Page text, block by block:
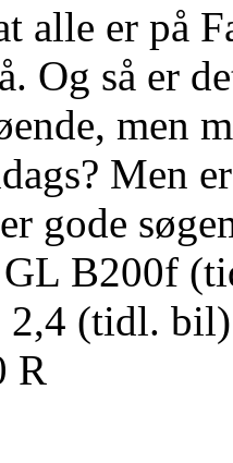
alle er på
Og så er
men
Men
gode
B200f
2,4 (tidl. bil)
R